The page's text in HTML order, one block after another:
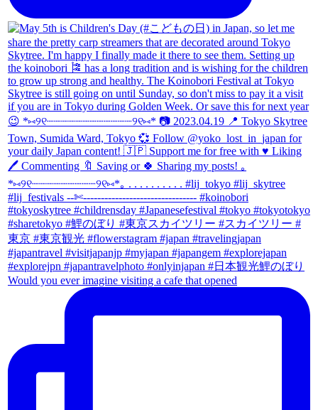
Would you ever imagine visiting a cafe that opened